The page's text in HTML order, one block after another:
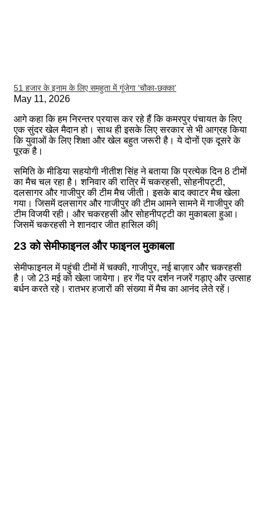
51 हजार के इनाम के लिए समहुता में गूंजेगा ‘चौका-छक्का’
May 11, 2026
आगे कहा कि हम निरन्तर प्रयास कर रहे हैं कि कमरपुर पंचायत के लिए
एक सुंदर खेल मैदान हो। साथ ही इसके लिए सरकार से भी आग्रह किया
कि युवाओं के लिए शिक्षा और खेल बहुत जरूरी है। ये दोनों एक दूसरे के
पूरक है।
समिति के मीडिया सहयोगी नीतीश सिंह ने बताया कि प्रत्येक दिन 8 टीमों
का मैच चल रहा है। शनिवार की रात्रि में चकरहसी, सोहनीपट्टी,
दलसागर और गाजीपुर की टीम मैच जीती। इसके बाद क्वाटर मैच खेला
गया। जिसमें दलसागर और गाजीपुर की टीम आमने सामने में गाजीपुर की
टीम विजयी रही। और चकरहसी और सोहनीपट्टी का मुकाबला हुआ।
जिसमें चकरहसी ने शानदार जीत हासिल की|
23 को सेमीफाइनल और फाइनल मुकाबला
सेमीफाइनल में पहुंची टीमों में चक्की, गाजीपुर, नई बाज़ार और चकरहसी
है। जो 23 मई को खेला जायेगा। हर गेंद पर दर्शन नजरें गड़ाए और उत्साह
बर्धन करते रहे। रातभर हजारों की संख्या में मैच का आनंद लेते रहें।